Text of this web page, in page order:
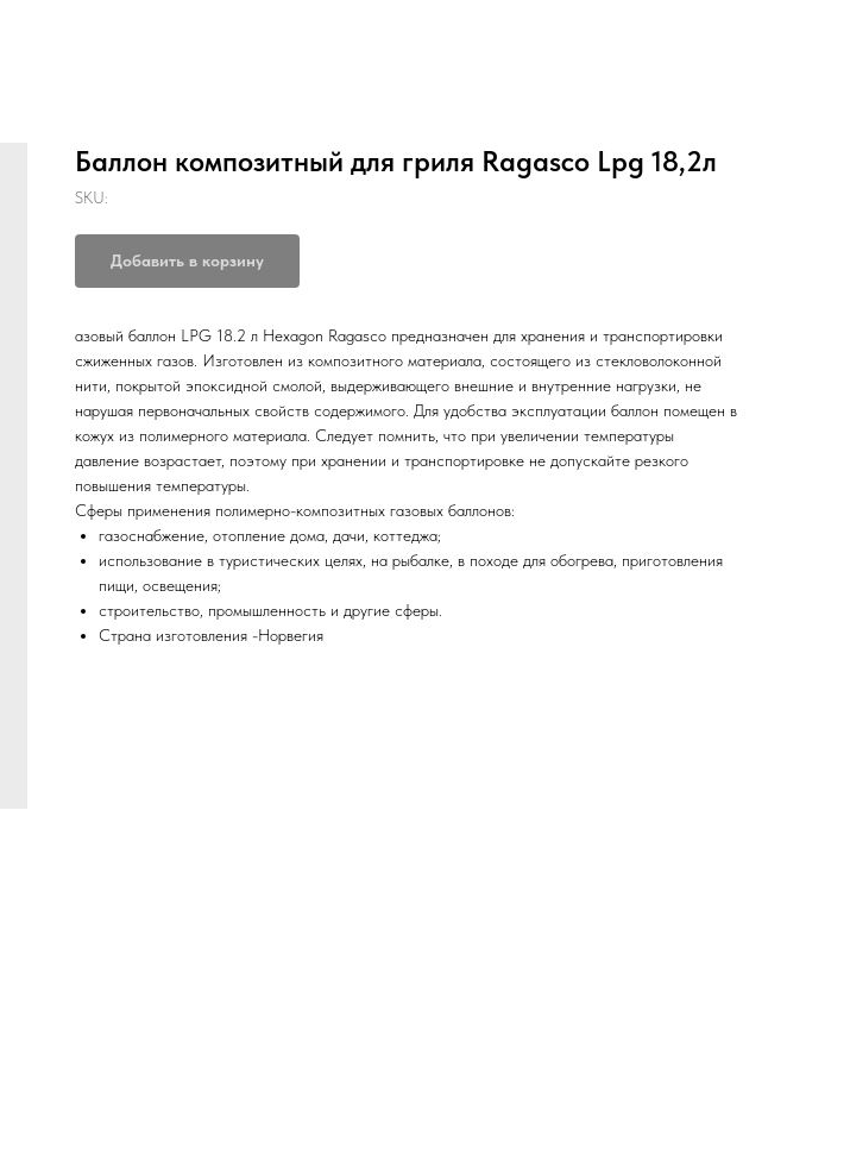
Баллон композитный для гриля Ragasco Lpg 18,2л
SKU:
Добавить в корзину
азовый баллон LPG 18.2 л Hexagon Ragasco предназначен для хранения и транспортировки
сжиженных газов. Изготовлен из композитного материала, состоящего из стекловолоконной
нити, покрытой эпоксидной смолой, выдерживающего внешние и внутренние нагрузки, не
нарушая первоначальных свойств содержимого. Для удобства эксплуатации баллон помещен в
кожух из полимерного материала. Следует помнить, что при увеличении температуры
давление возрастает, поэтому при хранении и транспортировке не допускайте резкого
повышения температуры.
Сферы применения полимерно-композитных газовых баллонов:
газоснабжение, отопление дома, дачи, коттеджа;
использование в туристических целях, на рыбалке, в походе для обогрева, приготовления
пищи, освещения;
строительство, промышленность и другие сферы.
Страна изготовления -Норвегия